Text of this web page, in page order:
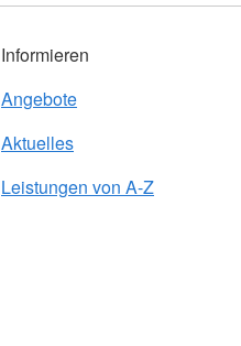
Informieren
Angebote
Aktuelles
Leistungen von A-Z